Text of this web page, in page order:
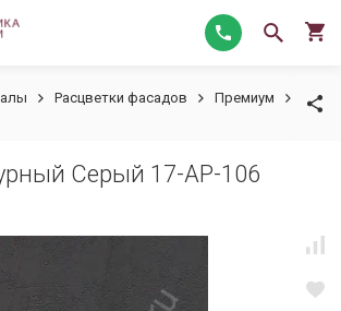
Расцветки фасадов Премиум
Серый 17-АР-106